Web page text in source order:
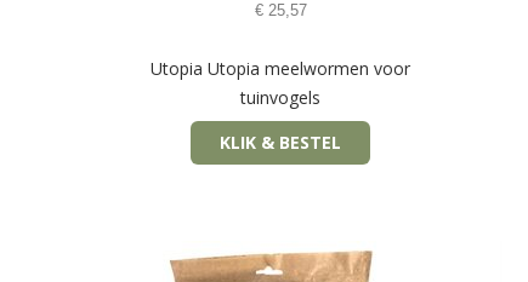
€25,57
Utopia Utopia meelwormen voor
tuinvogels
KLIK & BESTEL